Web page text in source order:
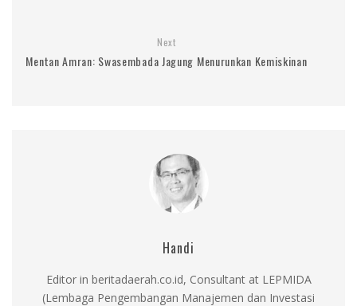
Next
Mentan Amran: Swasembada Jagung Menurunkan Kemiskinan
Handi
Editor in beritadaerah.co.id, Consultant at LEPMIDA
(Lembaga Pengembangan Manajemen dan Investasi